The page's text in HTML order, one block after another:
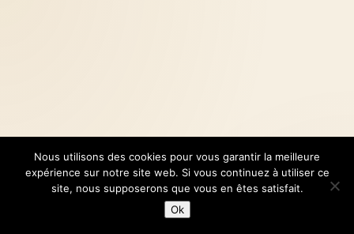
Nous utilisons des cookies pour vous garantir la meilleure
expérience sur notre site web. Si vous continuez à utiliser ce
site, nous supposerons que vous en êtes satisfait.
Ok